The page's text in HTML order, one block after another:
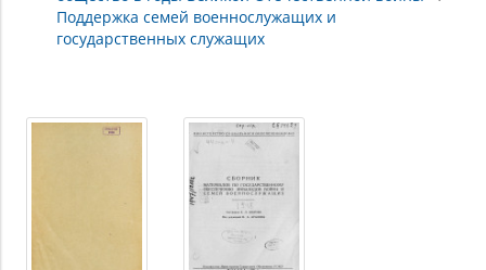
Поддержка семей военнослужащих и
государственных служащих